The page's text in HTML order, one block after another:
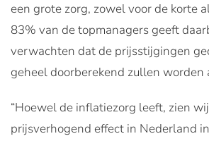
een grote zorg, zowel voor de korte
83% van de topmanagers geeft
verwachten dat de prijsstijgingen
geheel doorberekend zullen worden
“Hoewel de inflatiezorg leeft, zien
prijsverhogend effect in Nederland